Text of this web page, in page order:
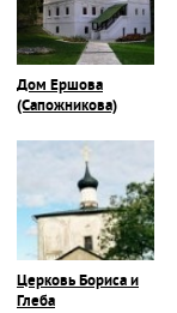
Дом Ершова
(Сапожникова)
Церковь Бориса и
Глеба